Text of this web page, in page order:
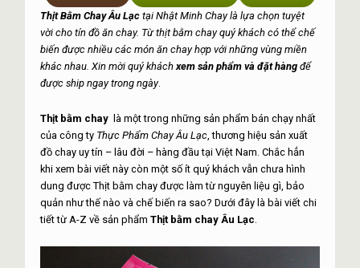
Thịt Bằm Chay Âu Lạc tại Nhật Minh Chay là lựa chọn tuyệt
vời cho tín đồ ăn chay. Từ thịt bằm chay quý khách có thể chế
biến được nhiều các món ăn chay hợp với những vùng miền
khác nhau. Xin mời quý kháchxem sản phẩm và đặt hàng để
được ship ngay trong ngày.
Thịt bằm chay là một trong những sản phẩm bán chạy nhất
của công ty Thực Phẩm Chay Âu Lạc , thương hiệu sản xuất
đồ chay uy tín – lâu đời – hàng đầu tại Việt Nam. Chắc hẳn
khi xem bài viết này còn một số ít quý khách vẫn chưa hình
dung được Thịt bằm chay được làm từ nguyên liệu gì, bảo
quản như thế nào và chế biến ra sao? Dưới đây là bài viết chi
tiết từ A-Z về sản phẩmThịt bằm chay Âu Lạc